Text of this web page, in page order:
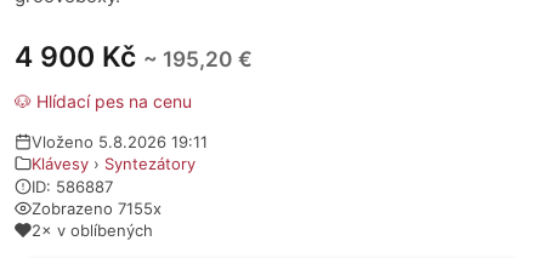
4 900 Kč ~ 195,20 €
🐶 Hlídací pes na cenu
Vloženo 5.8.2026 19:11
Klávesy › Syntezátory
ID: 586887
Zobrazeno 7155x
2× v oblíbených